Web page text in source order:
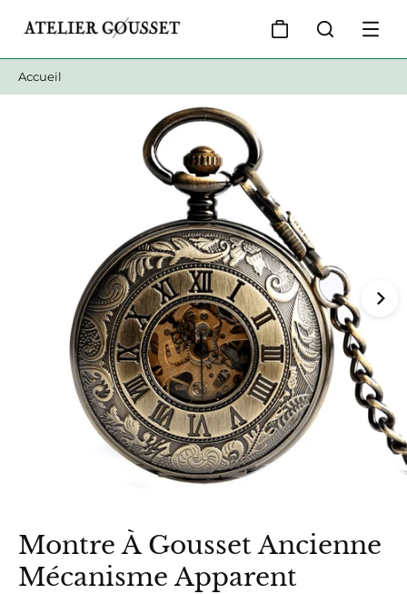
Accueil
Montre À Gousset Ancienne
Mécanisme Apparent